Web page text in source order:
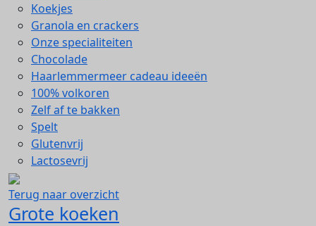
Koekjes
Granola en crackers
Onze specialiteiten
Chocolade
Haarlemmermeer cadeau ideeën
100% volkoren
Zelf af te bakken
Spelt
Glutenvrij
Lactosevrij
Terug naar overzicht
Grote koeken